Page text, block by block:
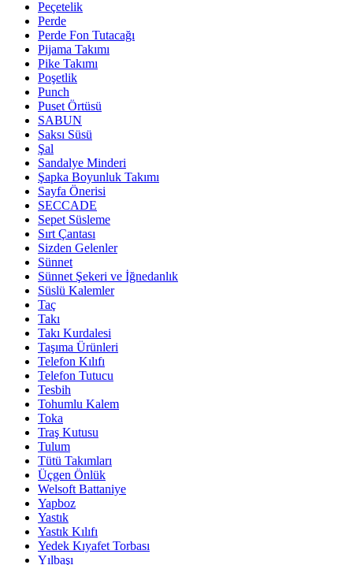
Peçetelik
Perde
Perde Fon Tutacağı
Pijama Takımı
Pike Takımı
Poşetlik
Punch
Puset Örtüsü
SABUN
Saksı Süsü
Şal
Sandalye Minderi
Şapka Boyunluk Takımı
Sayfa Önerisi
SECCADE
Sepet Süsleme
Sırt Çantası
Sizden Gelenler
Sünnet
Sünnet Şekeri ve İğnedanlık
Süslü Kalemler
Taç
Takı
Takı Kurdalesi
Taşıma Ürünleri
Telefon Kılıfı
Telefon Tutucu
Tesbih
Tohumlu Kalem
Toka
Traş Kutusu
Tulum
Tütü Takımları
Üçgen Önlük
Welsoft Battaniye
Yapboz
Yastık
Yastık Kılıfı
Yedek Kıyafet Torbası
Yılbaşı